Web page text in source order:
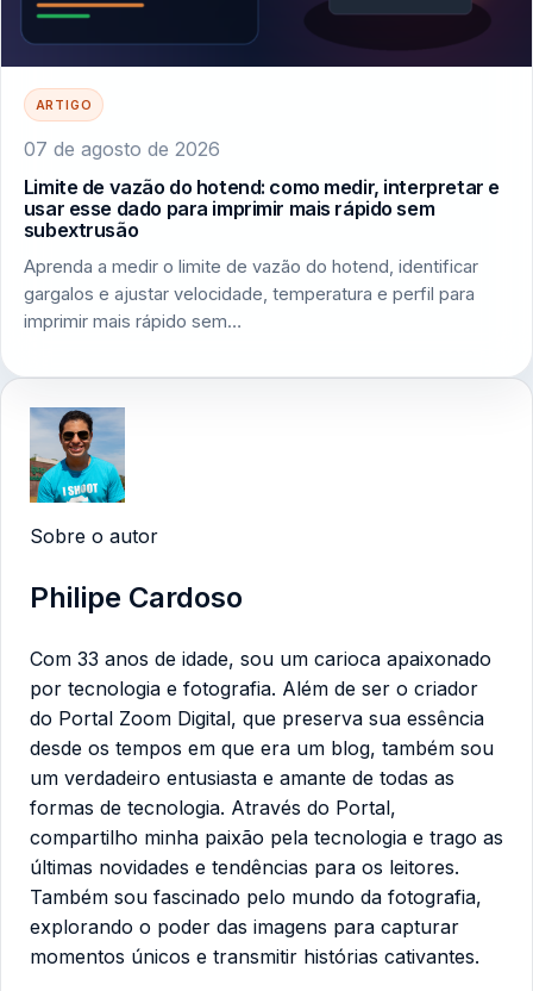
ARTIGO
07 de agosto de 2026
Limite de vazão do hotend: como medir, interpretar e
usar esse dado para imprimir mais rápido sem
subextrusão
Aprenda a medir o limite de vazão do hotend, identificar
gargalos e ajustar velocidade, temperatura e perfil para
imprimir mais rápido sem…
Sobre o autor
Philipe Cardoso
Com 33 anos de idade, sou um carioca apaixonado
por tecnologia e fotografia. Além de ser o criador
do Portal Zoom Digital, que preserva sua essência
desde os tempos em que era um blog, também sou
um verdadeiro entusiasta e amante de todas as
formas de tecnologia. Através do Portal,
compartilho minha paixão pela tecnologia e trago as
últimas novidades e tendências para os leitores.
Também sou fascinado pelo mundo da fotografia,
explorando o poder das imagens para capturar
momentos únicos e transmitir histórias cativantes.